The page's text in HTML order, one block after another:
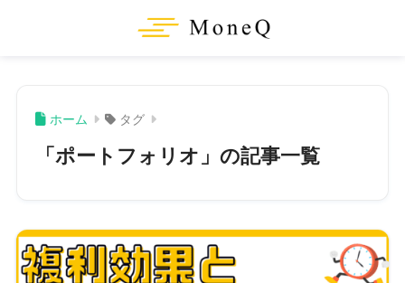
ホーム タグ
「ポートフォリオ」の記事一覧